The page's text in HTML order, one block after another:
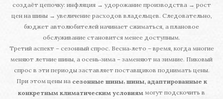
создаёт цепочку: инфляция → удорожание производства → рост
цен на шины → увеличение расходов владельцев. Следовательно,
бюджет автолюбителей начинает сжиматься, а плановое
обслуживание становится менее доступным.
Третий аспект – сезонный спрос. Весна‑лето – время, когда многие
меняют летние шины, а осень‑зима – заменяют на зимние. Пиковый
спрос в эти периоды заставляет поставщиков поднимать цены.
При этом цены на сезонные шины, шины, адаптированные к
конкретным климатическим условиям могут подскочить в